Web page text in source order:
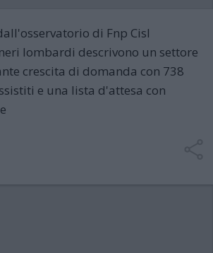
di Fnp Cisl
lombardi descrivono un settore
crescita di domanda con 738
e una lista d'attesa con